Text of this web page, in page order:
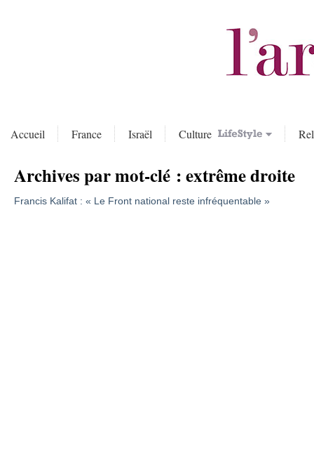
Accueil France Israël Culture
Archives par mot-clé :extrême droite
Francis Kalifat : « Le Front national reste infréquentable »